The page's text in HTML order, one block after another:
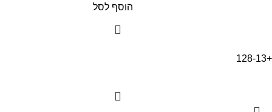
הוסף לסל
+12
8-13